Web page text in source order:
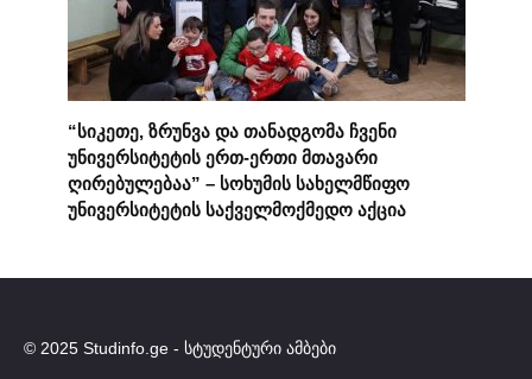
“სიკეთე, ზრუნვა და თანადგომა ჩვენი
უნივერსიტეტის ერთ-ერთი მთავარი
ღირებულებაა” – სოხუმის სახელმწიფო
უნივერსიტეტის საქველმოქმედო აქცია
© 2025 Studinfo.ge - სტუდენტური ამბები